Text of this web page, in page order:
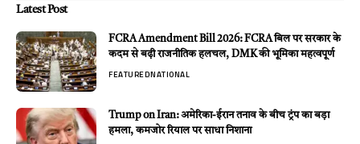
Latest Post
FCRA Amendment Bill 2026: FCRA बिल पर सरकार के
कदम से बढ़ी राजनीतिक हलचल, DMK की भूमिका महत्वपूर्ण
FEATUREDNATIONAL
Trump on Iran: अमेरिका-ईरान तनाव के बीच ट्रंप का बड़ा
हमला, कमजोर रियाल पर साधा निशाना